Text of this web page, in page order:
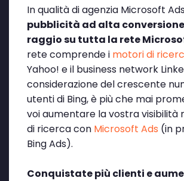
In qualità di agenzia Microsoft
pubblicità ad alta
raggio su tutta la rete
rete comprende i motori di
Yahoo! e il business network
considerazione del crescente
utenti di Bing, è più che mai
voi aumentare la vostra visibilità
di ricerca con Microsoft Ads (in
Bing Ads).
Conquistate più clienti e